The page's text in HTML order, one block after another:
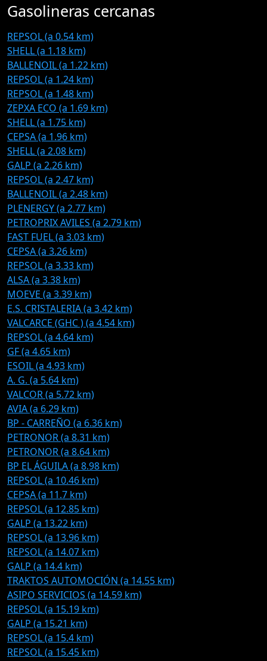
Gasolineras cercanas
REPSOL (a 0.54 km)
SHELL (a 1.18 km)
BALLENOIL (a 1.22 km)
REPSOL (a 1.24 km)
REPSOL (a 1.48 km)
ZEPXA ECO (a 1.69 km)
SHELL (a 1.75 km)
CEPSA (a 1.96 km)
SHELL (a 2.08 km)
GALP (a 2.26 km)
REPSOL (a 2.47 km)
BALLENOIL (a 2.48 km)
PLENERGY (a 2.77 km)
PETROPRIX AVILES (a 2.79 km)
FAST FUEL (a 3.03 km)
CEPSA (a 3.26 km)
REPSOL (a 3.33 km)
ALSA (a 3.38 km)
MOEVE (a 3.39 km)
E.S. CRISTALERIA (a 3.42 km)
VALCARCE (GHC ) (a 4.54 km)
REPSOL (a 4.64 km)
GF (a 4.65 km)
ESOIL (a 4.93 km)
A. G. (a 5.64 km)
VALCOR (a 5.72 km)
AVIA (a 6.29 km)
BP - CARREÑO (a 6.36 km)
PETRONOR (a 8.31 km)
PETRONOR (a 8.64 km)
BP EL ÁGUILA (a 8.98 km)
REPSOL (a 10.46 km)
CEPSA (a 11.7 km)
REPSOL (a 12.85 km)
GALP (a 13.22 km)
REPSOL (a 13.96 km)
REPSOL (a 14.07 km)
GALP (a 14.4 km)
TRAKTOS AUTOMOCIÓN (a 14.55 km)
ASIPO SERVICIOS (a 14.59 km)
REPSOL (a 15.19 km)
GALP (a 15.21 km)
REPSOL (a 15.4 km)
REPSOL (a 15.45 km)